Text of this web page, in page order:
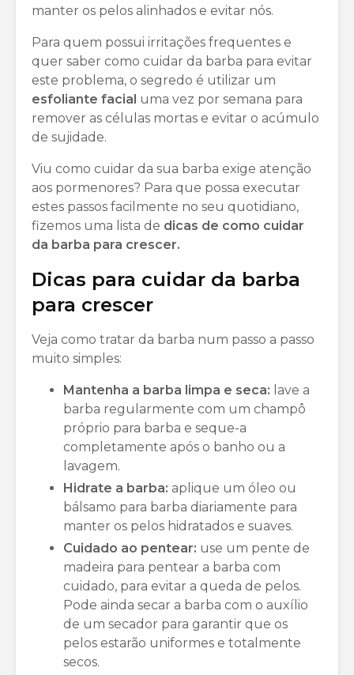
manter os pelos alinhados e evitar nós.
Para quem possui irritações frequentes e
quer saber como cuidar da barba para evitar
este problema, o segredo é utilizar um
esfoliante facial uma vez por semana para
remover as células mortas e evitar o acúmulo
de sujidade.
Viu como cuidar da sua barba exige atenção
aos pormenores? Para que possa executar
estes passos facilmente no seu quotidiano,
fizemos uma lista de dicas de como cuidar
da barba para crescer.
Dicas para cuidar da barba
para crescer
Veja como tratar da barba num passo a passo
muito simples:
Mantenha a barba limpa e seca: lave a
barba regularmente com um champô
próprio para barba e seque-a
completamente após o banho ou a
lavagem.
Hidrate a barba: aplique um óleo ou
bálsamo para barba diariamente para
manter os pelos hidratados e suaves.
Cuidado ao pentear: use um pente de
madeira para pentear a barba com
cuidado, para evitar a queda de pelos.
Pode ainda secar a barba com o auxílio
de um secador para garantir que os
pelos estarão uniformes e totalmente
secos.